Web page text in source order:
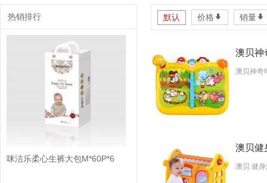
默认 价格 * 销量*
澳贝神
澳贝神奇
澳贝健
澳贝 健
热销排行
咪洁乐柔心生裤大包M*60P*6